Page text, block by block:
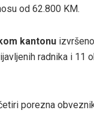
od 62.800 KM.
kantonu
radnika i
porezna